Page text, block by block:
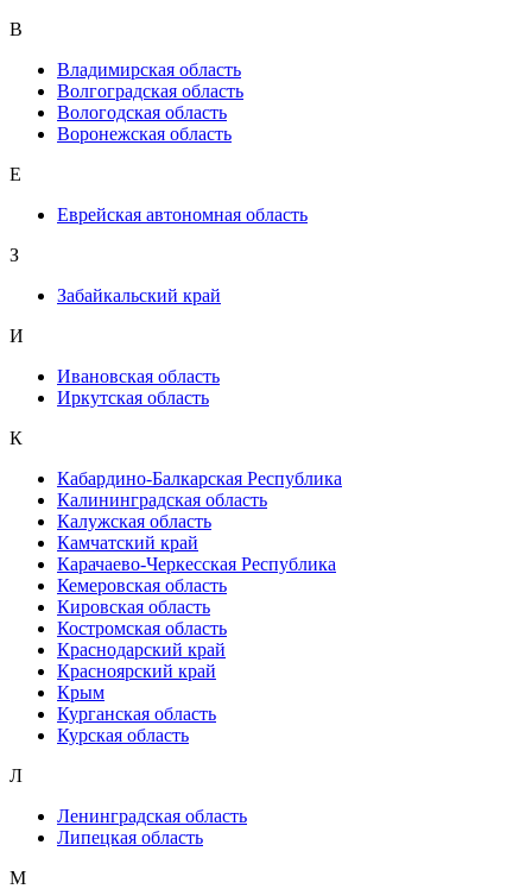
В
Владимирская область
Волгоградская область
Вологодская область
Воронежская область
Е
Еврейская автономная область
З
Забайкальский край
И
Ивановская область
Иркутская область
К
Кабардино-Балкарская Республика
Калининградская область
Калужская область
Камчатский край
Карачаево-Черкесская Республика
Кемеровская область
Кировская область
Костромская область
Краснодарский край
Красноярский край
Крым
Курганская область
Курская область
Л
Ленинградская область
Липецкая область
М